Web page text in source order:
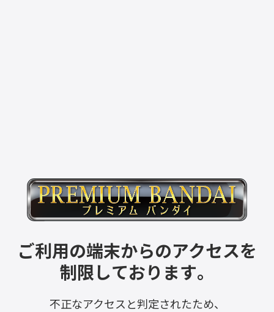
ご利用の端末からのアクセスを
制限しております。
不正なアクセスと判定されたため、